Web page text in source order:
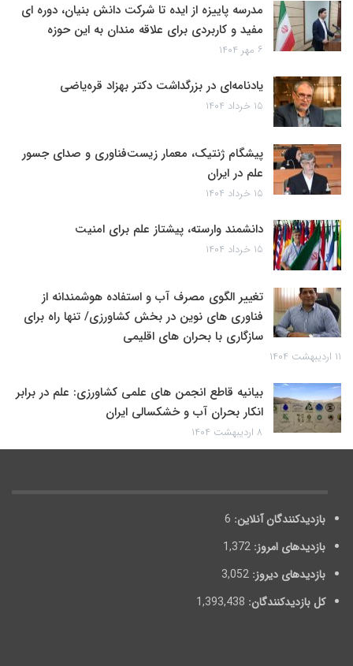
مدرسه پاییزه از ایده تا شرکت دانش بنیان، دوره ای
مفید و کاربردی برای علاقه مندان به این حوزه
۶ مهر ۱۴۰۴
یادنامه‌ای در بزرگداشت دکتر بهزاد قره‌یاضی
۱۵ خرداد ۱۴۰۴
پیشگام ژنتیک، معمار زیست‌فناوری و صدای جسور
علم در ایران
۱۵ خرداد ۱۴۰۴
دانشمند وارسته، پیشتاز علم برای امنیت
۱۵ خرداد ۱۴۰۴
تغییر الگوی مصرف آب و استفاده هوشمندانه از
فناوری های نوین در بخش کشاورزی/ تنها راه برای
سازگاری با بحران های اقلیمی
۱۱ اردیبهشت ۱۴۰۴
بیانیه قاطع انجمن های علمی کشاورزی: علم در برابر
انکار بحران آب و خشکسالی ایران
۸ اردیبهشت ۱۴۰۴
بازدیدکنندگان آنلاین: 6
بازدیدهای امروز: 1,372
بازدیدهای دیروز: 3,052
کل بازدیدکنند‌گان: 1,393,438